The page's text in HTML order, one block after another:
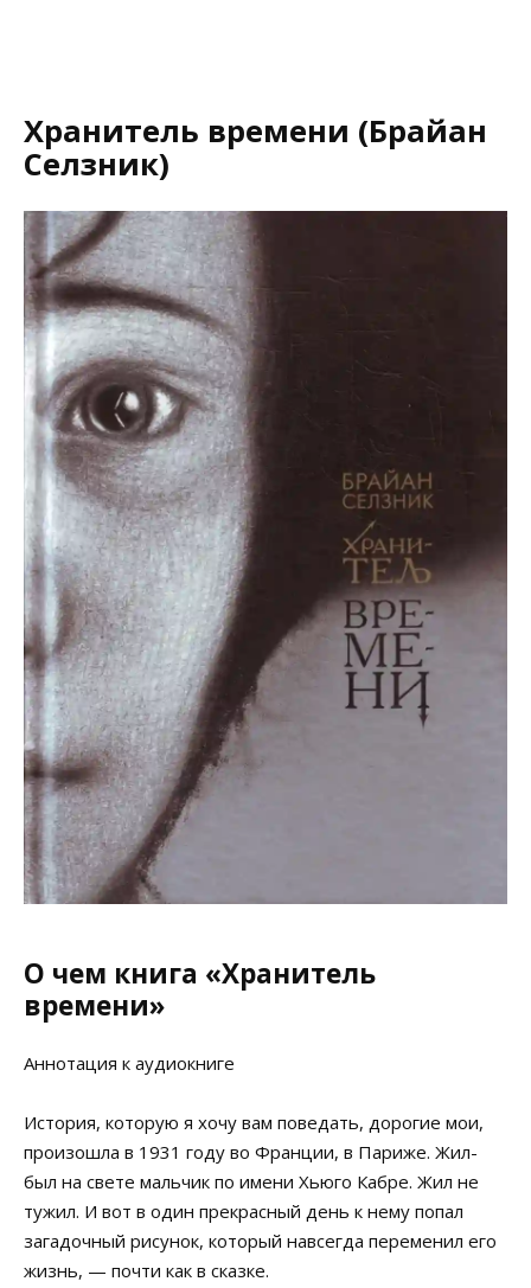
Хранитель времени (Брайан
Селзник)
О чем книга «Хранитель
времени»
Аннотация к аудиокниге
История, которую я хочу вам поведать, дорогие мои,
произошла в 1931 году во Франции, в Париже. Жил-
был на свете мальчик по имени Хьюго Кабре. Жил не
тужил. И вот в один прекрасный день к нему попал
загадочный рисунок, который навсегда переменил его
жизнь, — почти как в сказке.